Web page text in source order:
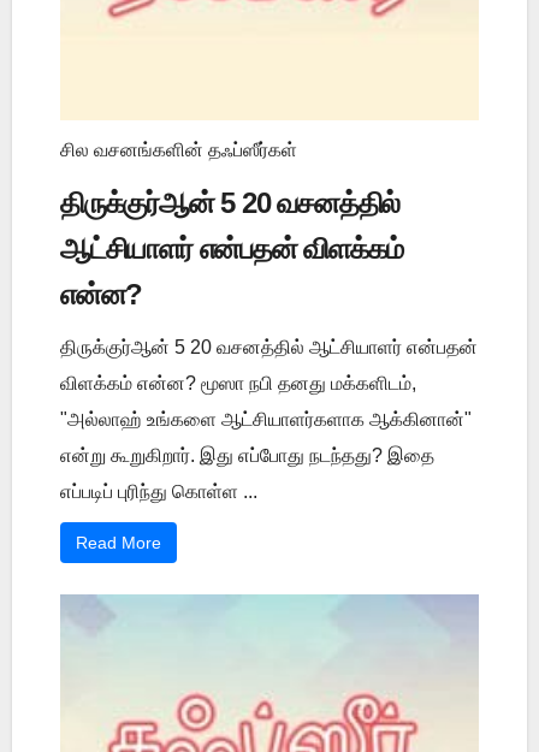
சில வசனங்களின் தஃப்ஸீர்கள்
திருக்குர்ஆன் 5 20 வசனத்தில்
ஆட்சியாளர் என்பதன் விளக்கம்
என்ன?
திருக்குர்ஆன் 5 20 வசனத்தில் ஆட்சியாளர் என்பதன்
விளக்கம் என்ன? மூஸா நபி தனது மக்களிடம்,
"அல்லாஹ் உங்களை ஆட்சியாளர்களாக ஆக்கினான்"
என்று கூறுகிறார். இது எப்போது நடந்தது? இதை
எப்படிப் புரிந்து கொள்ள ...
Read More